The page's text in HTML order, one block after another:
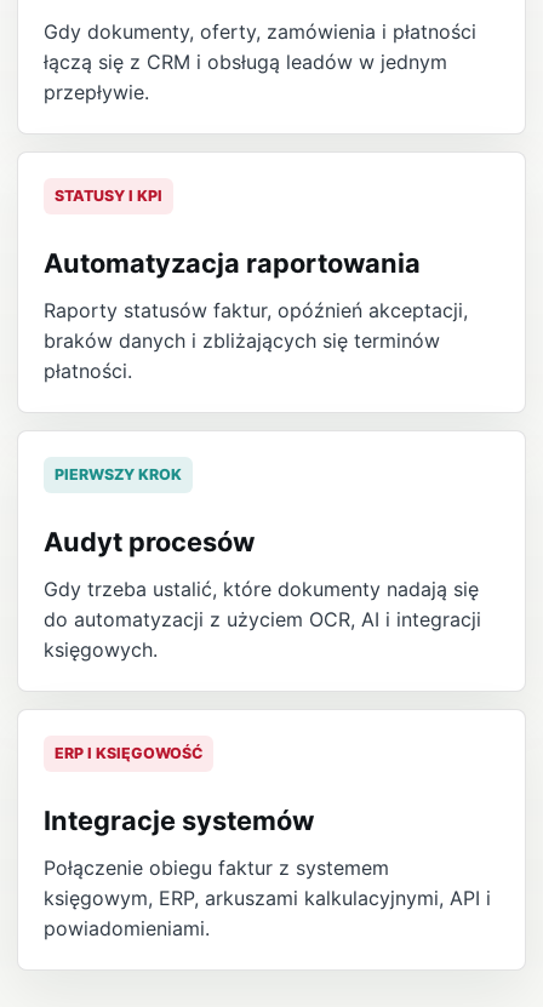
Gdy dokumenty, oferty, zamówienia i płatności
łączą się z CRM i obsługą leadów w jednym
przepływie.
STATUSY I KPI
Automatyzacja raportowania
Raporty statusów faktur, opóźnień akceptacji,
braków danych i zbliżających się terminów
płatności.
PIERWSZY KROK
Audyt procesów
Gdy trzeba ustalić, które dokumenty nadają się
do automatyzacji z użyciem OCR, AI i integracji
księgowych.
ERP I KSIĘGOWOŚĆ
Integracje systemów
Połączenie obiegu faktur z systemem
księgowym, ERP, arkuszami kalkulacyjnymi, API i
powiadomieniami.